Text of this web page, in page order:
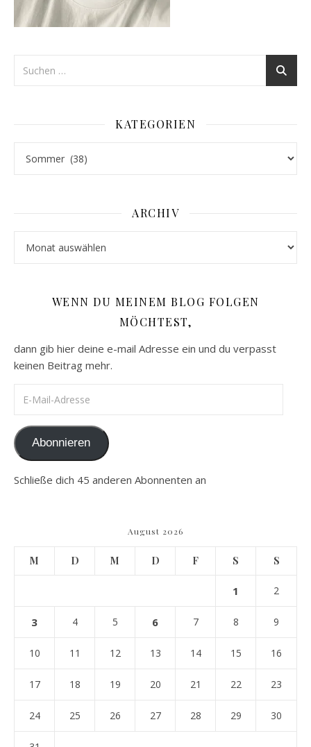
KATEGORIEN
ARCHIV
WENN DU MEINEM BLOG FOLGEN
MÖCHTEST,
dann gib hier deine e-mail Adresse ein und du verpasst
keinen Beitrag mehr.
Abonnieren
Schließe dich 45 anderen Abonnenten an
August 2026
M D M D F S S
1 2
3 4 5 6 7 8 9
10 11 12 13 14 15 16
17 18 19 20 21 22 23
24 25 26 27 28 29 30